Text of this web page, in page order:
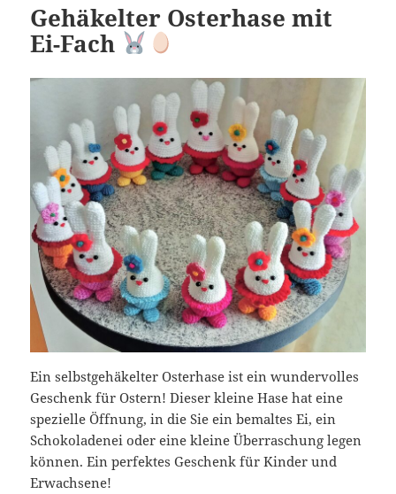
Gehäkelter Osterhase mit
Ei-Fach
Ein selbstgehäkelter Osterhase ist ein wundervolles
Geschenk für Ostern! Dieser kleine Hase hat eine
spezielle Öffnung, in die Sie ein bemaltes Ei, ein
Schokoladenei oder eine kleine Überraschung legen
können. Ein perfektes Geschenk für Kinder und
Erwachsene!